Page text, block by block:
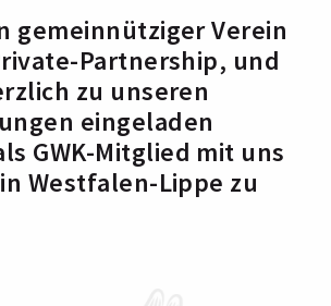
gemeinnütziger Verein
Partnership, und
zu unseren
eingeladen
GWK-Mitglied mit uns
Westfalen-Lippe zu